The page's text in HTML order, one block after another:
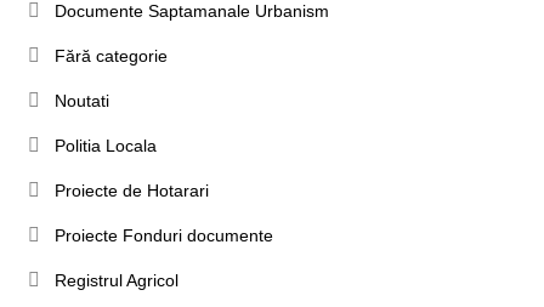
Documente Saptamanale Urbanism
Fără categorie
Noutati
Politia Locala
Proiecte de Hotarari
Proiecte Fonduri documente
Registrul Agricol